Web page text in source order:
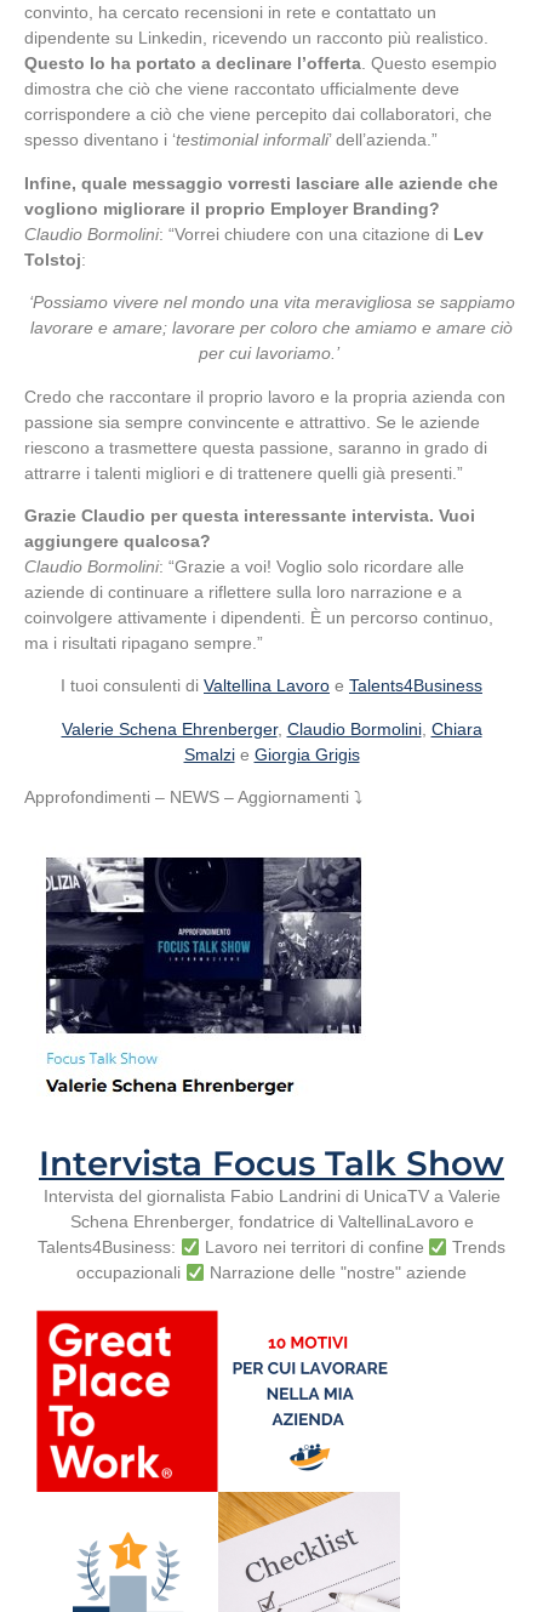
convinto, ha cercato recensioni in rete e contattato un
dipendente su Linkedin, ricevendo un racconto più realistico.
Questo lo ha portato a declinare l’offerta. Questo esempio
dimostra che ciò che viene raccontato ufficialmente deve
corrispondere a ciò che viene percepito dai collaboratori, che
spesso diventano i ‘testimonial informali’ dell’azienda.”
Infine, quale messaggio vorresti lasciare alle aziende che
vogliono migliorare il proprio Employer Branding?
Claudio Bormolini: “Vorrei chiudere con una citazione di Lev
Tolstoj:
‘Possiamo vivere nel mondo una vita meravigliosa se sappiamo
lavorare e amare; lavorare per coloro che amiamo e amare ciò
per cui lavoriamo.’
Credo che raccontare il proprio lavoro e la propria azienda con
passione sia sempre convincente e attrattivo. Se le aziende
riescono a trasmettere questa passione, saranno in grado di
attrarre i talenti migliori e di trattenere quelli già presenti.”
Grazie Claudio per questa interessante intervista. Vuoi
aggiungere qualcosa?
Claudio Bormolini: “Grazie a voi! Voglio solo ricordare alle
aziende di continuare a riflettere sulla loro narrazione e a
coinvolgere attivamente i dipendenti. È un percorso continuo,
ma i risultati ripagano sempre.”
I tuoi consulenti di Valtellina Lavoro e Talents4Business
Valerie Schena Ehrenberger, Claudio Bormolini, Chiara
Smalzie Giorgia Grigis
Approfondimenti – NEWS – Aggiornamenti ⤵
Intervista Focus Talk Show
Intervista del giornalista Fabio Landrini di UnicaTV a Valerie
Schena Ehrenberger, fondatrice di ValtellinaLavoro e
Talents4Business:
Lavoro nei territori di confine
Trends
occupazionali
Narrazione delle "nostre" aziende